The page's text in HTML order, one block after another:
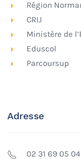
Région
CRIJ
Ministère de
Eduscol
Parcoursup
Adresse
02 31 69 05 04